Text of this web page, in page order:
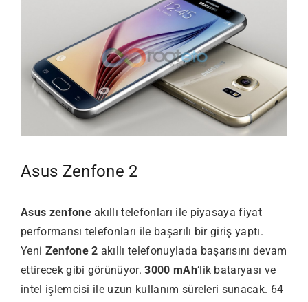
Asus Zenfone 2
Asus zenfoneakıllı telefonları ile piyasaya fiyat
performansı telefonları ile başarılı bir giriş yaptı.
Yeni Zenfone 2 akıllı telefonuylada başarısını devam
ettirecek gibi görünüyor.3000 mAh‘lik bataryası ve
intel işlemcisi ile uzun kullanım süreleri sunacak. 64